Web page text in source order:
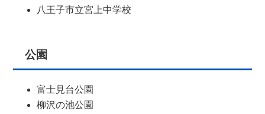
八王子市立宮上中学校
公園
富士見台公園
柳沢の池公園